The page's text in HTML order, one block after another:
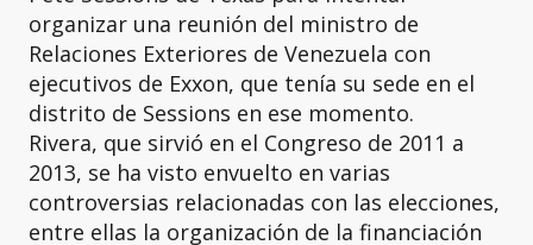
organizar una reunión del ministro de
Relaciones Exteriores de Venezuela con
ejecutivos de Exxon, que tenía su sede en el
distrito de Sessions en ese momento.
Rivera, que sirvió en el Congreso de 2011 a
2013, se ha visto envuelto en varias
controversias relacionadas con las elecciones,
entre ellas la organización de la financiación